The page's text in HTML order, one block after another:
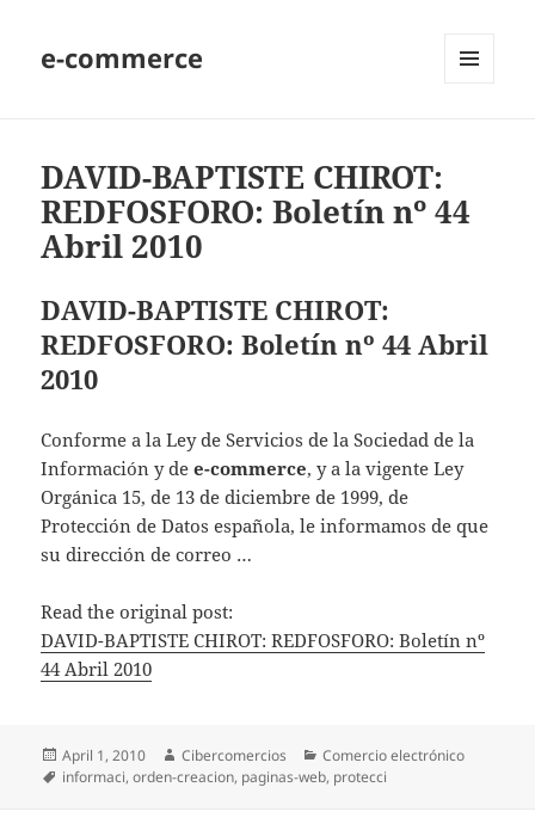
e-commerce
DAVID-BAPTISTE CHIROT:
REDFOSFORO: Boletín nº 44
Abril 2010
DAVID-BAPTISTE CHIROT:
REDFOSFORO: Boletín nº 44 Abril
2010
Conforme a la Ley de Servicios de la Sociedad de la
Información y dee-commerce, y a la vigente Ley
Orgánica 15, de 13 de diciembre de 1999, de
Protección de Datos española, le informamos de que
su dirección de correo …
Read the original post:
DAVID-BAPTISTE CHIROT: REDFOSFORO: Boletín nº
44 Abril 2010
Posted
on
April 1, 2010 Author
Cibercomercios Categories
Comercio electrónico
Tags
informaci,orden-creacion, paginas-web, protecci